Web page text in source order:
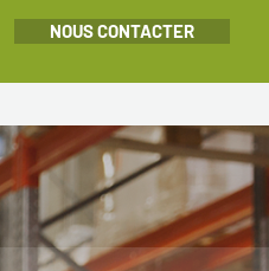
NOUS CONTACTER